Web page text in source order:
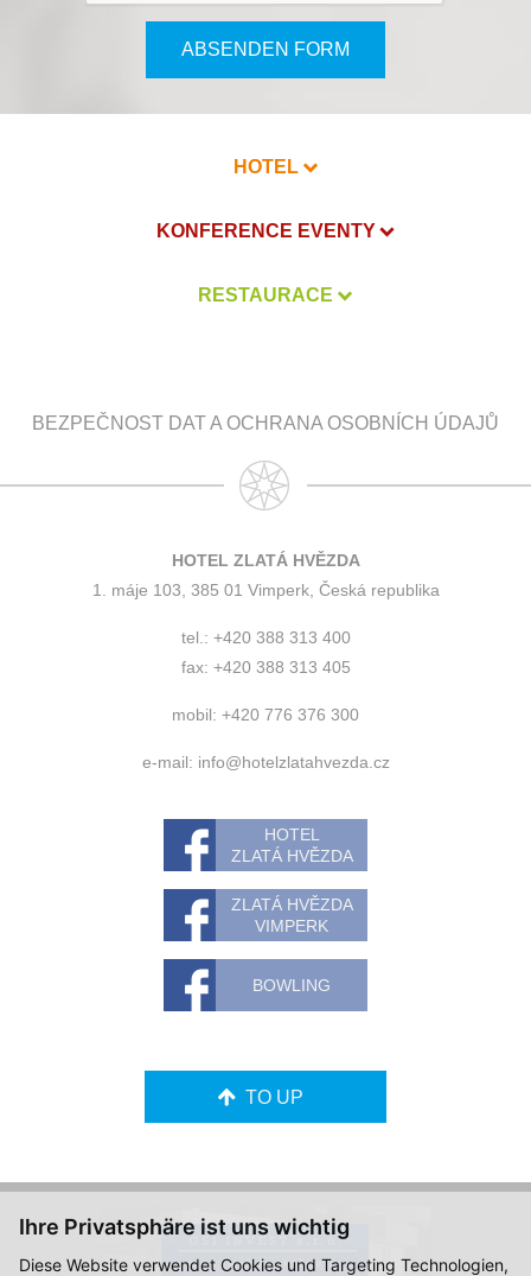
Ihre Privatsphäre ist uns wichtig
Diese Website verwendet Cookies und Targeting Technologien,
ABSENDEN FORM
HOTEL
KONFERENCE EVENTY
RESTAURACE
BEZPEČNOST DAT A OCHRANA OSOBNÍCH ÚDAJŮ
HOTEL ZLATÁ HVĚZDA
1. máje 103, 385 01 Vimperk, Česká republika
tel.: +420 388 313 400
fax: +420 388 313 405
mobil: +420 776 376 300
e-mail: info@hotelzlatahvezda.cz
HOTEL
ZLATÁ HVĚZDA
ZLATÁ HVĚZDA
VIMPERK
BOWLING
TO UP